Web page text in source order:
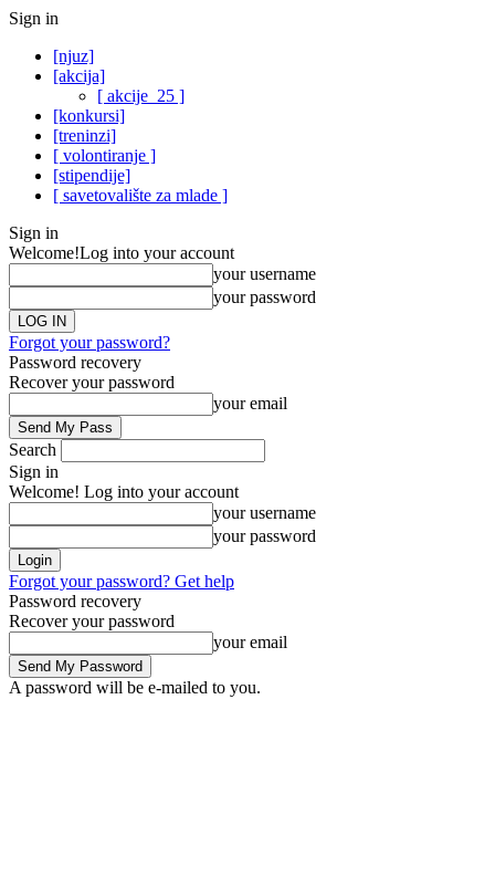
Sign in
[njuz]
[akcija]
[ akcije_25 ]
[konkursi]
[treninzi]
[ volontiranje ]
[stipendije]
[ savetovalište za mlade ]
Sign in
Welcome!Log into your account
your username
your password
Forgot your password?
Password recovery
Recover your password
your email
Search
Sign in
Welcome! Log into your account
your username
your password
Forgot your password? Get help
Password recovery
Recover your password
your email
A password will be e-mailed to you.